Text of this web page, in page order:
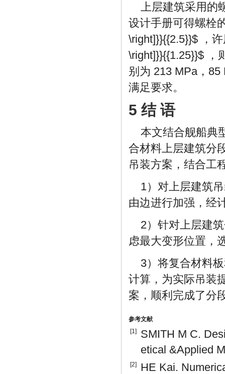
上层建筑采用的
设计手册可得螺栓
\right]}}{{2.5}}$
，
\right]}}{{1.25}}$
别为 213 MPa，
满足要求。
5 结 语
本文结合舰船典
合材料上层建筑分
吊装方案，结合工
1）对上层建筑
由边进行加强，经
2）针对上层建
虑最大变形位置，
3）将复合材料
计算，为实际吊装
案，顺利完成了分
参考文献
[1]
SMITH M C.
etical &Applied
[2]
HE Kai.